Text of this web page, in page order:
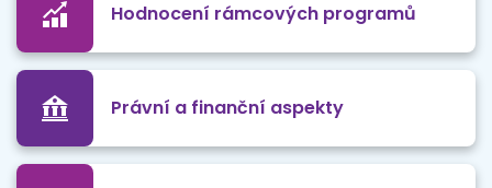
Hodnocení rámcových programů
Právní a finanční aspekty